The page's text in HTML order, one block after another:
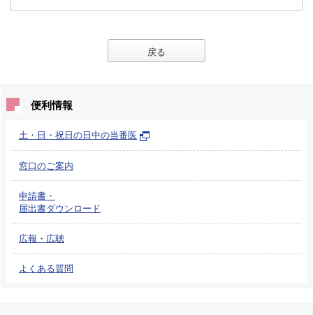
戻る
便利情報
土・日・祝日の日中の当番医
窓口のご案内
申請書・
届出書ダウンロード
広報・広聴
よくある質問